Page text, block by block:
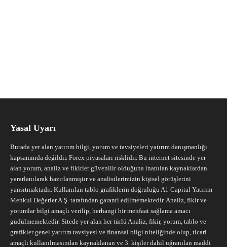
Yasal Uyarı
Burada yer alan yatırım bilgi, yorum ve tavsiyeleri yatırım danışmanlığı
kapsamında değildir. Forex piyasaları risklidir. Bu internet sitesinde yer
alan yorum, analiz ve fikirler güvenilir olduğuna inanılan kaynaklardan
yararlanılarak hazırlanmıştır ve analistlerimizin kişisel görüşlerini
yansıtmaktadır. Kullanılan tablo grafiklerin doğruluğu A1 Capital Yatırım
Menkul Değerler A.Ş. tarafından garanti edilmemektedir. Analiz, fikir ve
yorumlar bilgi amaçlı verilip, herhangi bir menfaat sağlama amacı
güdülmemektedir. Sitede yer alan her türlü Analiz, fikir, yorum, tablo ve
grafikler genel yatırım tavsiyesi ve finansal bilgi niteliğinde olup, ticari
amaçlı kullanılmasından kaynaklanan ve 3. kişiler dahil uğranılan maddi